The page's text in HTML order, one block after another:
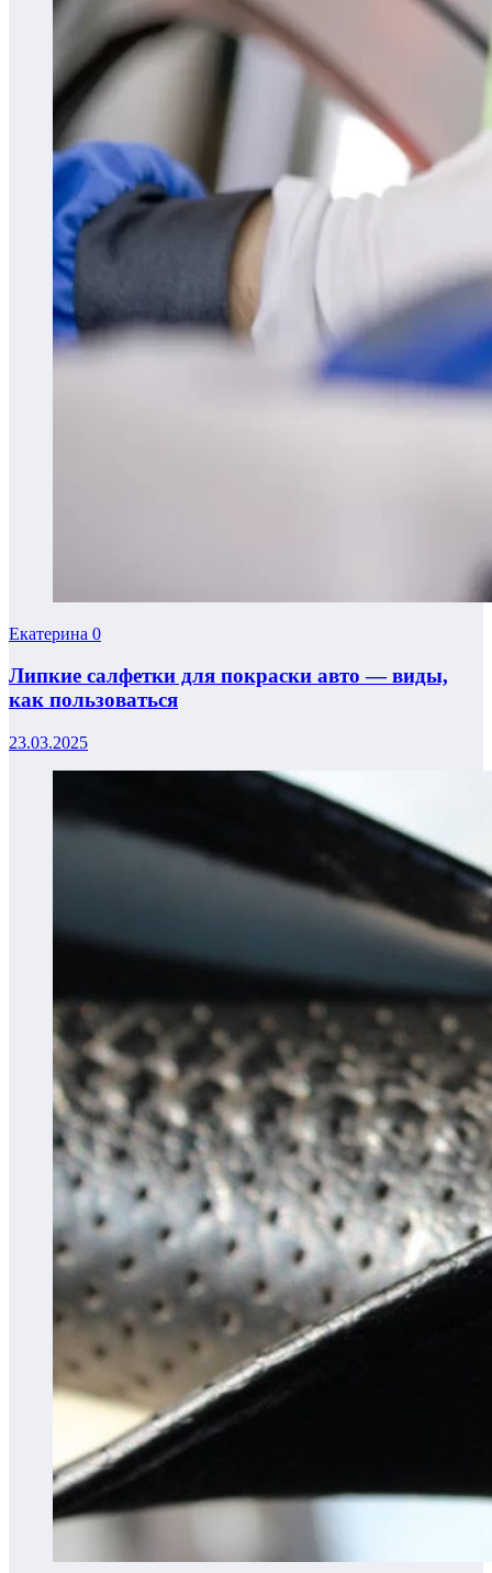
Екатерина 0
Липкие салфетки для покраски авто — виды,
как пользоваться
23.03.2025